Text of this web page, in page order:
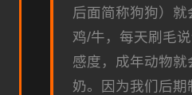
后面简称狗狗）就
鸡/牛，每天刷毛
感度，成年动物
奶。因为我们后